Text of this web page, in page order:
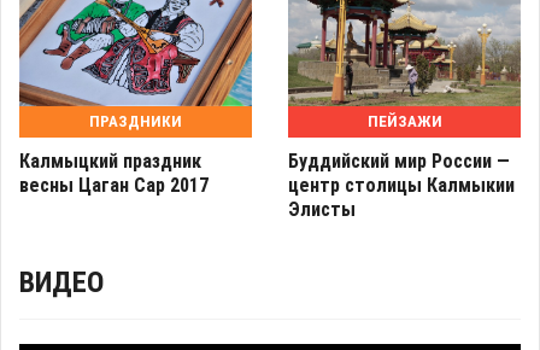
ПРАЗДНИКИ
Калмыцкий праздник
весны Цаган Сар 2017
ПЕЙЗАЖИ
Буддийский мир России —
центр столицы Калмыкии
Элисты
ВИДЕО